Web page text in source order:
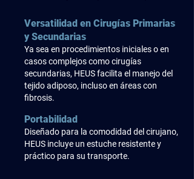
Versatilidad en Cirugías Primarias
y Secundarias
Ya sea en procedimientos iniciales o en
casos complejos como cirugías
secundarias, HEUS facilita el manejo del
tejido adiposo, incluso en áreas con
fibrosis.
Portabilidad
Diseñado para la comodidad del cirujano,
HEUS incluye un estuche resistente y
práctico para su transporte.